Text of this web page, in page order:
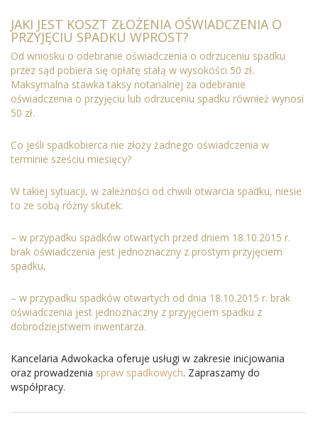
JAKI JEST KOSZT ZŁOŻENIA OŚWIADCZENIA O
PRZYJĘCIU SPADKU WPROST?
Od wniosku o odebranie oświadczenia o odrzuceniu spadku
przez sąd pobiera się opłatę stałą w wysokości 50 zł.
Maksymalna stawka taksy notarialnej za odebranie
oświadczenia o przyjęciu lub odrzuceniu spadku również wynosi
50 zł.
Co jeśli spadkobierca nie złoży żadnego oświadczenia w
terminie sześciu miesięcy?
W takiej sytuacji, w zależności od chwili otwarcia spadku, niesie
to ze sobą różny skutek:
– w przypadku spadków otwartych przed dniem 18.10.2015 r.
brak oświadczenia jest jednoznaczny z prostym przyjęciem
spadku,
– w przypadku spadków otwartych od dnia 18.10.2015 r. brak
oświadczenia jest jednoznaczny z przyjęciem spadku z
dobrodziejstwem inwentarza.
Kancelaria Adwokacka oferuje usługi w zakresie inicjowania
oraz prowadzenia spraw spadkowych. Zapraszamy do
współpracy.